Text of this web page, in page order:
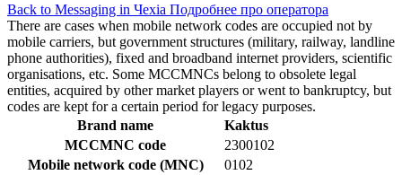
Back to Messaging in Чехіа Подробнее про оператора
There are cases when mobile network codes are occupied not by
mobile carriers, but government structures (military, railway, landline
phone authorities), fixed and broadband internet providers, scientific
organisations, etc. Some MCCMNCs belong to obsolete legal
entities, acquired by other market players or went to bankruptcy, but
codes are kept for a certain period for legacy purposes.
Brand name
Kaktus
MCCMNC code
2300102
Mobile network code (MNC)
0102